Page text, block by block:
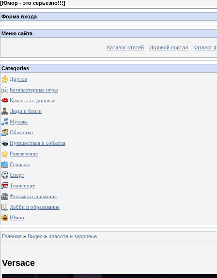
[Юмор - это серьезно!!!]
Форма входа
Меню сайта
Каталог статей Игровой портал Каталог
Categories
Другое
Компьютерные игры
Красота и здоровье
Люди и блоги
Музыка
Общество
Путешествия и события
Развлечения
Сериалы
Спорт
Транспорт
Фильмы и анимация
Хобби и образование
Юмор
Главная » Видео » Красота и здоровье
Versace